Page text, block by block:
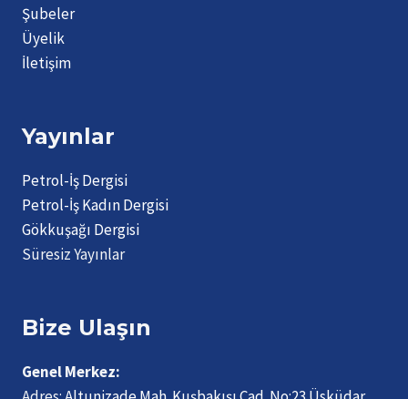
Şubeler
Üyelik
İletişim
Yayınlar
Petrol-İş Dergisi
Petrol-İş Kadın Dergisi
Gökkuşağı Dergisi
Süresiz Yayınlar
Bize Ulaşın
Genel Merkez: